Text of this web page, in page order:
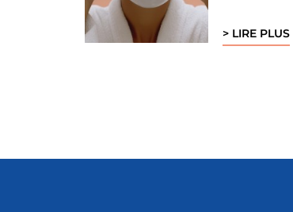
> LIRE PLUS